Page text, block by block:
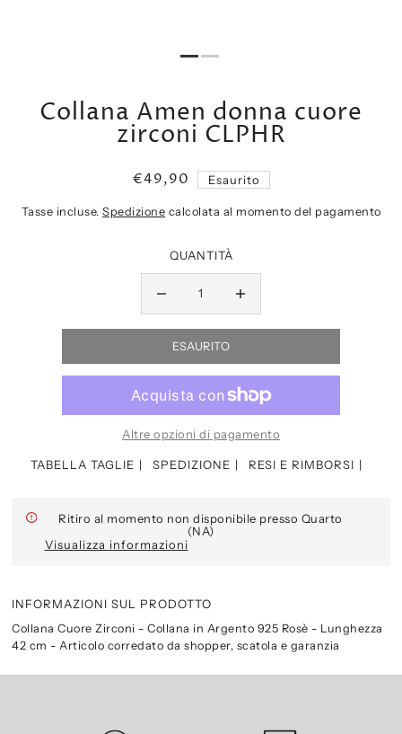
Collana Amen donna cuore
zirconi CLPHR
€49,90 Esaurito
Tasse incluse. Spedizione calcolata al momento del pagamento
QUANTITÀ
Altre opzioni di pagamento
TABELLA TAGLIE SPEDIZIONE RESI E RIMBORSI
Ritiro al momento non disponibile presso Quarto
(NA)
Visualizza informazioni
INFORMAZIONI SUL PRODOTTO
Collana Cuore Zirconi - Collana in Argento 925 Rosè - Lunghezza
42 cm - Articolo corredato da shopper, scatola e garanzia